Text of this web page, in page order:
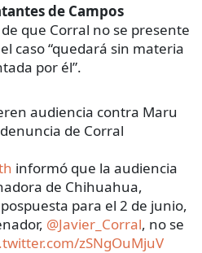
de Campos
que Corral no se presente
caso “quedará sin materia
por él”.
audiencia contra Maru
de Corral
informó que la audiencia
de Chihuahua,
para el 2 de junio,
@Javier_Corral, no se
zSNgOuMjuV